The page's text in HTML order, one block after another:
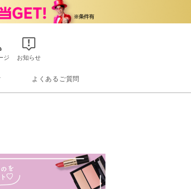
お知らせ
ジ
よくあるご質問